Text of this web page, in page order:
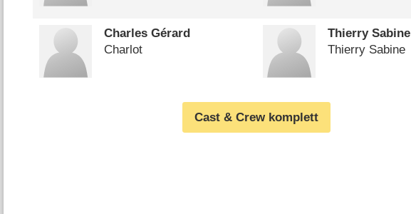
Charles Gérard
Charlot
Thierry Sabine
Thierry Sabine
Cast & Crew komplett